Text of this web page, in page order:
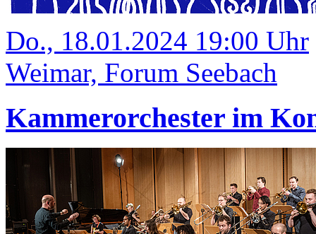
Do., 18.01.2024 19:00 Uhr
Weimar, Forum Seebach
Kammerorchester im